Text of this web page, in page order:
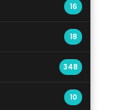
16
18
348
10